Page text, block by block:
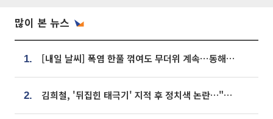
많이 본 뉴스
1. [내일 날씨] 폭염 한풀 꺾여도 무더위 계속⋯동해안 이틀 연속 비
2. 김희철, '뒤집힌 태극기' 지적 후 정치색 논란…"좌우 떠나 우리나라 국기"